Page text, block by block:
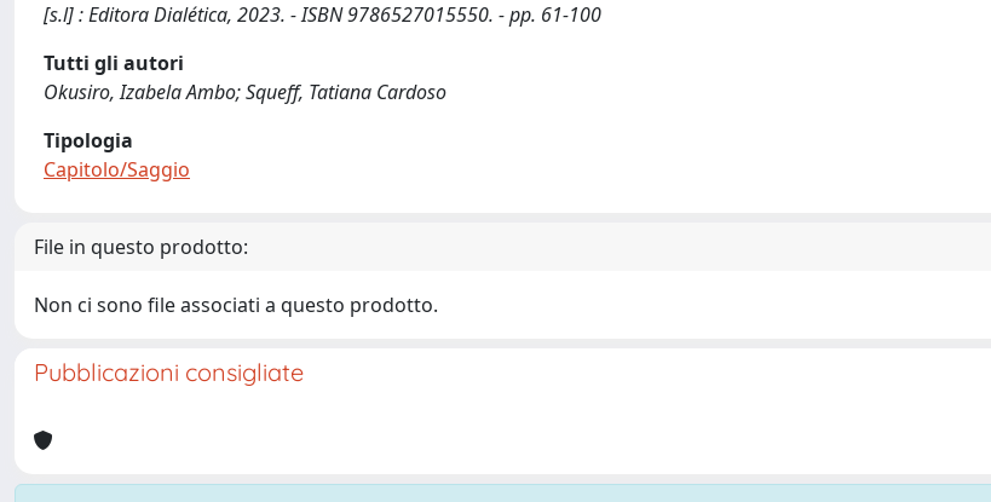
[s.l] : Editora Dialética, 2023. - ISBN 9786527015550. - pp. 61-100
Tutti gli autori
Okusiro, Izabela Ambo; Squeff, Tatiana Cardoso
Tipologia
Capitolo/Saggio
File in questo prodotto:
Non ci sono file associati a questo prodotto.
Pubblicazioni consigliate